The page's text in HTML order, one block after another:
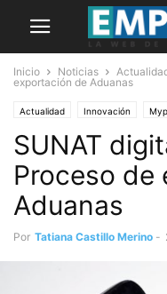
Inicio Noticias
exportación de Aduanas
Actualidad Innovación
SUNAT
Proceso de
Aduanas
Por Tatiana Castillo Merino -